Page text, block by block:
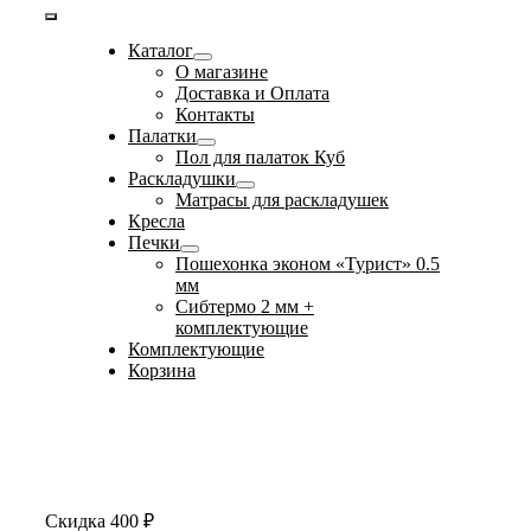
Toggle
Navigation
Каталог
О магазине
Доставка и Оплата
Контакты
Палатки
Пол для палаток Куб
Раскладушки
Матрасы для раскладушек
Кресла
Печки
Пошехонка эконом «Турист» 0.5
мм
Сибтермо 2 мм +
комплектующие
Комплектующие
Корзина
Скидка 400 ₽